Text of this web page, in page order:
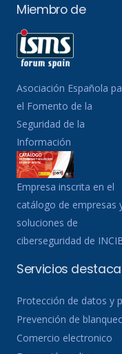
Miembro de
Asociación Española
el Fomento de la
Seguridad de la
Información
Empresa inscrita en el
catálogo de empresas
soluciones de
ciberseguridad de
Servicios
Protección de datos y
Prevención de
Comercio electronico